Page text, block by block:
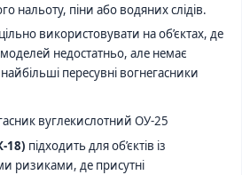
нальоту, піни або водяних слідів.
використовувати на об’єктах, де
недостатньо, але немає
пересувні вогнегасники
вуглекислотний ОУ-25
18) підходить для об’єктів із
ризиками, де присутні